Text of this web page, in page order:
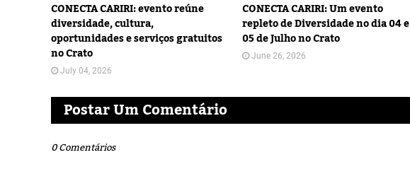
CONECTA CARIRI: evento reúne
diversidade, cultura,
oportunidades e serviços gratuitos
no Crato
July 04, 2026
CONECTA CARIRI: Um evento
repleto de Diversidade no dia 04 e
05 de Julho no Crato
June 26, 2026
Postar Um Comentário
0 Comentários